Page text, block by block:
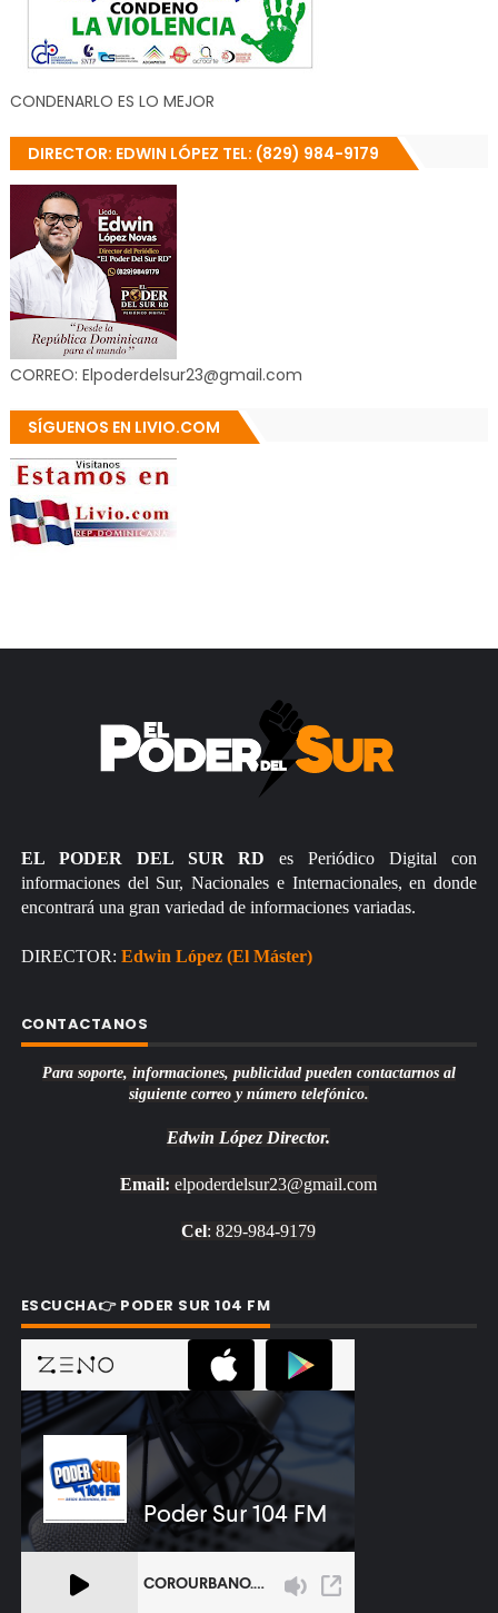
CONDENARLO ES LO MEJOR
DIRECTOR: EDWIN LÓPEZ TEL: (829) 984-9179
CORREO: Elpoderdelsur23@gmail.com
SÍGUENOS EN LIVIO.COM
EL PODER DEL SUR RD es Periódico Digital con
informaciones del Sur, Nacionales e Internacionales, en donde
encontrará una gran variedad de informaciones variadas.
DIRECTOR: Edwin López (El Máster)
CONTACTANOS
Para soporte, informaciones, publicidad pueden contactarnos al
siguiente correo y número telefónico.
Edwin López Director.
Email: elpoderdelsur23@gmail.com
Cel: 829-984-9179
ESCUCHA👉 PODER SUR 104 FM